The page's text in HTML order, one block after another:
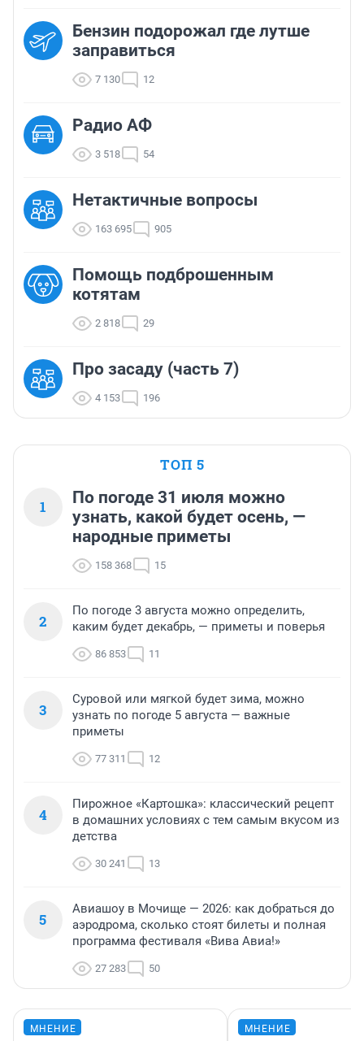
Бензин подорожал где лутше
заправиться
7 130 12
Радио АФ
3 518 54
Нетактичные вопросы
163 695 905
Помощь подброшенным
котятам
2 818 29
Про засаду (часть 7)
4 153 196
ТОП 5
1
По погоде 31 июля можно
узнать, какой будет осень, —
народные приметы
158 368 15
2
По погоде 3 августа можно определить,
каким будет декабрь, — приметы и поверья
86 853 11
3
Суровой или мягкой будет зима, можно
узнать по погоде 5 августа — важные
приметы
77 311 12
4
Пирожное «Картошка»: классический рецепт
в домашних условиях с тем самым вкусом из
детства
30 241 13
5
Авиашоу в Мочище — 2026: как добраться до
аэродрома, сколько стоят билеты и полная
программа фестиваля «Вива Авиа!»
27 283 50
МНЕНИЕ МНЕНИЕ